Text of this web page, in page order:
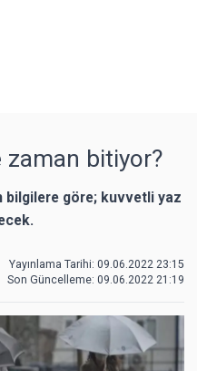
zaman bitiyor?
göre; kuvvetli yaz
Yayınlama Tarihi: 09.06.2022 23:15
Son Güncelleme: 09.06.2022 21:19